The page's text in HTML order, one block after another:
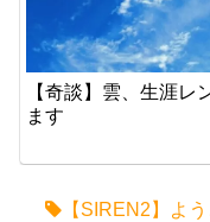
【奇談】雲、生涯レ
ます
【SIREN2】よ